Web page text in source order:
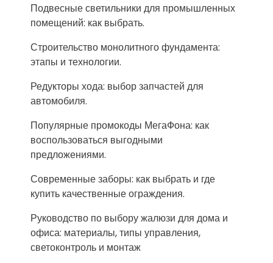
Подвесные светильники для промышленных
помещений: как выбрать.
Строительство монолитного фундамента:
этапы и технологии.
Редукторы хода: выбор запчастей для
автомобиля.
Популярные промокоды МегаФона: как
воспользоваться выгодными
предложениями.
Современные заборы: как выбрать и где
купить качественные ограждения.
Руководство по выбору жалюзи для дома и
офиса: материалы, типы управления,
светоконтроль и монтаж